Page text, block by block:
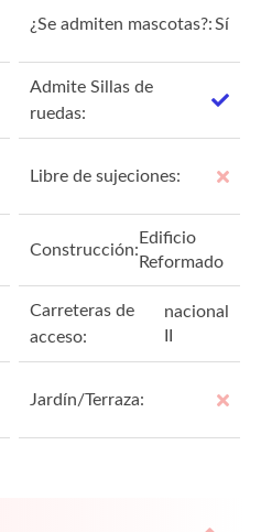
¿Se admiten mascotas?:Sí
Admite Sillas de
ruedas:
Libre de sujeciones:
Construcción:
Edificio
Reformado
Carreteras de
acceso:
nacional
Jardín/Terraza: